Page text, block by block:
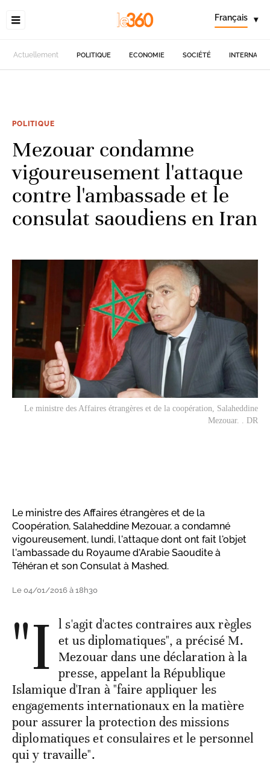
Français ▾
Actuellement POLITIQUE ECONOMIE SOCIÉTÉ
POLITIQUE
Mezouar condamne
vigoureusement l'attaque
contre l'ambassade et le
consulat saoudiens en Iran
Le ministre des Affaires étrangères et de la coopération, Salaheddine
Mezouar. . DR
Le ministre des Affaires étrangères et de la
Coopération, Salaheddine Mezouar, a condamné
vigoureusement, lundi, l'attaque dont ont fait l'objet
l'ambassade du Royaume d'Arabie Saoudite à
Téhéran et son Consulat à Mashed.
Le 04/01/2016 à 18h30
"I l s'agit d'actes contraires aux règles
et us diplomatiques", a précisé M.
Mezouar dans une déclaration à la
presse, appelant la République
Islamique d'Iran à "faire appliquer les
engagements internationaux en la matière
pour assurer la protection des missions
diplomatiques et consulaires et le personnel
qui y travaille".